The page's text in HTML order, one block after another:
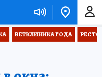
ВЕТКЛИНИКА ГОДА